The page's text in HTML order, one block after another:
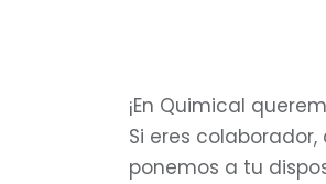
¡En Quimical
Si eres
ponemos a tu